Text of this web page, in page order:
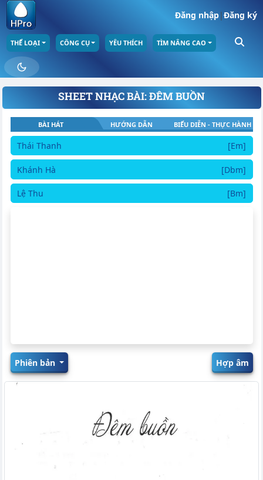
Đăng nhập|Đăng ký
THỂ LOẠI CÔNG CỤ YÊU THÍCH TÌM NÂNG CAO
SHEET NHẠC BÀI: ĐÊM BUỒN
BÀI HÁT HƯỚNG DẪN BIỂU DIỄN - THỰC HÀNH
Thái Thanh [Em]
Khánh Hà [Dbm]
Lệ Thu [Bm]
Phiên bản Hợp âm